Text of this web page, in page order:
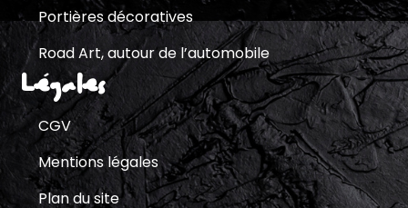
Portières décoratives
Road Art, autour de l’automobile
Légales
CGV
Mentions légales
Plan du site